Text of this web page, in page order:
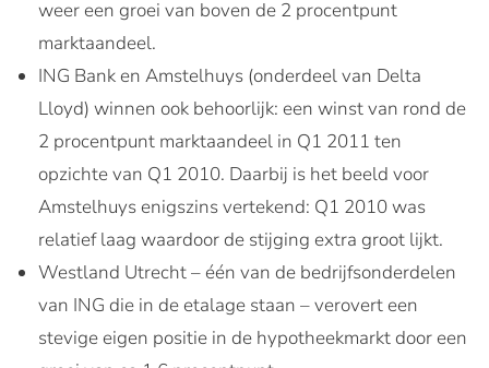
weer een groei van boven de 2 procentpunt
marktaandeel.
ING Bank en Amstelhuys (onderdeel van Delta
Lloyd) winnen ook behoorlijk: een winst van rond de
2 procentpunt marktaandeel in Q1 2011 ten
opzichte van Q1 2010. Daarbij is het beeld voor
Amstelhuys enigszins vertekend: Q1 2010 was
relatief laag waardoor de stijging extra groot lijkt.
Westland Utrecht – één van de bedrijfsonderdelen
van ING die in de etalage staan – verovert een
stevige eigen positie in de hypotheekmarkt door een